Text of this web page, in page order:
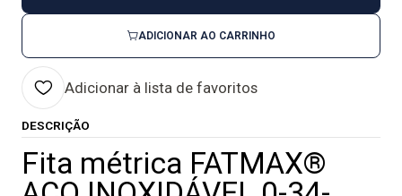
ADICIONAR AO CARRINHO
Adicionar à lista de favoritos
DESCRIÇÃO
Fita métrica FATMAX®